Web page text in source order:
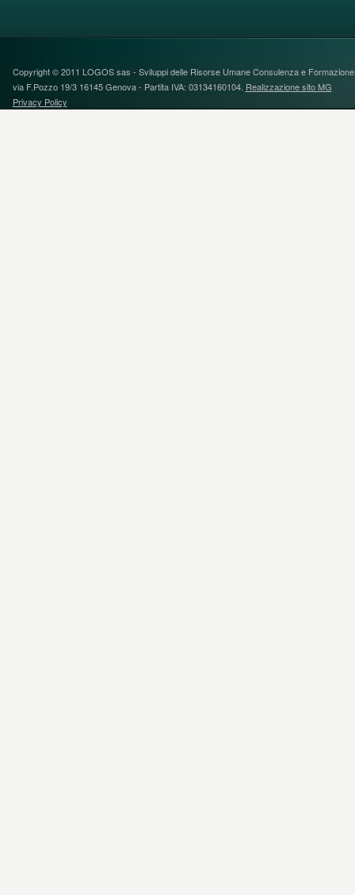
Copyright © 2011 LOGOS sas - Sviluppi delle Risorse Umane Consulenza e
via F.Pozzo 19/3 16145 Genova - Partita IVA: 03134160104. Realizzazione sito MG
Privacy Policy